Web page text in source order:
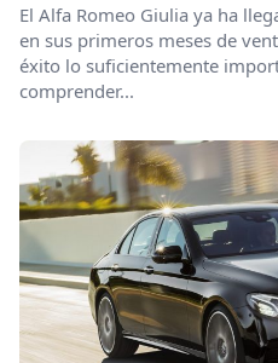
El Alfa Romeo Giulia ya ha
en sus primeros meses de
éxito lo suficientemente
comprender...